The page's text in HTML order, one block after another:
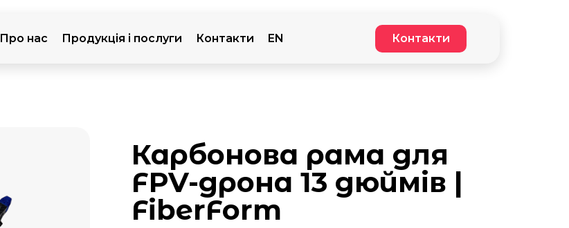
Про нас Продукція і послуги Контакти EN Контакти
Карбонова рама для
FPV-дрона 13 дюймів |
FiberForm